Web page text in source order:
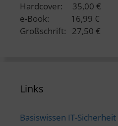
Hardcover: 35,00 €
e-Book: 16,99 €
Großschrift: 27,50 €
Links
Basiswissen IT-Sicherheit